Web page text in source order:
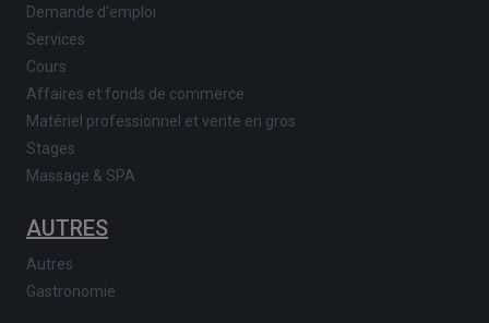
Demande d'emploi
Services
Cours
Affaires et fonds de commerce
Matériel professionnel et vente en gros
Stages
Massage & SPA
AUTRES
Autres
Gastronomie